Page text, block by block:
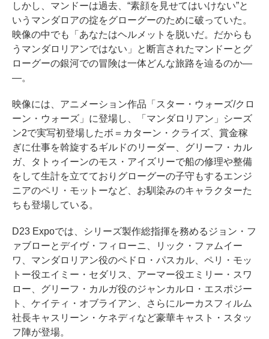
しかし、マンドーは過去、“素顔を見せてはいけない”と
いうマンダロアの掟をグローグーのために破っていた。
映像の中でも「あなたはヘルメットを脱いだ。だからも
うマンダロリアンではない」と断言されたマンドーとグ
ローグーの銀河での冒険は一体どんな旅路を辿るのか―
―。
映像には、アニメーション作品「スター・ウォーズ/クロ
ーン・ウォーズ」に登場し、「マンダロリアン」シーズ
ン2で実写初登場したボ＝カターン・クライズ、賞金稼
ぎに仕事を斡旋するギルドのリーダー、グリーフ・カル
ガ、タトゥイーンのモス・アイズリーで船の修理や整備
をして生計を立てておりグローグーの子守もするエンジ
ニアのペリ・モットーなど、お馴染みのキャラクターた
ちも登場している。
D23 Expoでは、シリーズ製作総指揮を務めるジョン・フ
ァブローとデイヴ・フィローニ、リック・ファムイー
ワ、マンダロリアン役のペドロ・パスカル、ペリ・モッ
トー役エイミー・セダリス、アーマー役エミリー・スワ
ロー、グリーフ・カルガ役のジャンカルロ・エスポジー
ト、ケイティ・オブライアン、さらにルーカスフィルム
社長キャスリーン・ケネディなど豪華キャスト・スタッ
フ陣が登場。